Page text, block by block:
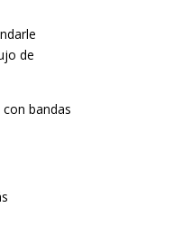
de
bandas